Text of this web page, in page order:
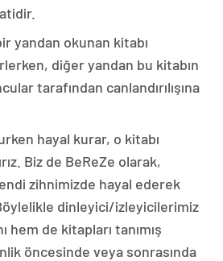
yandan okunan kitabı
diğer yandan bu kitabın
tarafından canlandırılışına
hayal kurar, o kitabı
Biz de BeReZe olarak,
zihnimizde hayal ederek
dinleyici/izleyicilerimiz
hem de kitapları tanımış
öncesinde veya sonrasında